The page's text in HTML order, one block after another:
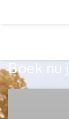
Boek nu